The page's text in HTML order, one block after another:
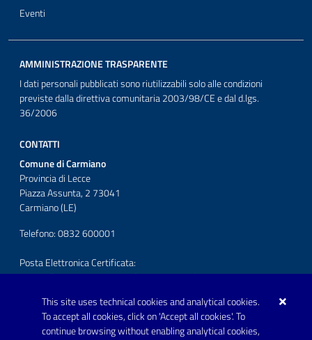
This site uses technical cookies and analytical cookies.
To accept all cookies, click on 'Accept all cookies'. To
continue browsing without enabling analytical cookies,
Eventi
AMMINISTRAZIONE TRASPARENTE
I dati personali pubblicati sono riutilizzabili solo alle condizioni
previste dalla direttiva comunitaria 2003/98/CE e dal d.lgs.
36/2006
CONTATTI
Comune di Carmiano
Provincia di Lecce
Piazza Assunta, 2 73041
Carmiano (LE)
Telefono: 0832 600001
Posta Elettronica Certificata:
protocollo.comunecarmiano@pec.rupar.puglia.it
URP - Ufficio Relazioni con il Pubblico